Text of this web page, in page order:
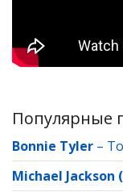
Популярные
Bonnie Tyler –
Michael